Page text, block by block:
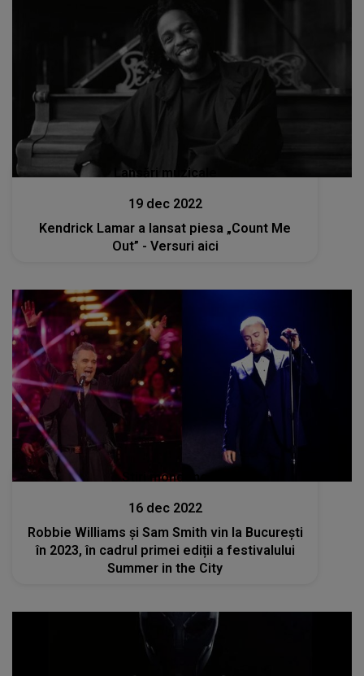
Lansări muzicale
19 dec 2022
Kendrick Lamar a lansat piesa „Count Me
Out” - Versuri aici
Stiri mondene
16 dec 2022
Robbie Williams şi Sam Smith vin la București
în 2023, în cadrul primei ediții a festivalului
Summer in the City